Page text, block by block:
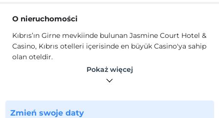
O nieruchomości
Kıbrıs’ın Girne mevkiinde bulunan Jasmine Court Hotel &
Casino, Kıbrıs otelleri içerisinde en büyük Casino'ya sahip
olan oteldir.
Otel bu hizmetini, ‘’Orta Doğu ve Balkanların en büyük
Casinosu'na sahip olan oteli’’ sıfatı ile tanımlamıştır. Otel,
yılında kapsamlı bir renovasyona giren Jasmine Court
Hotel & Casino, kapılarını 2015 yılı Temmuz ayında
Pokaż więcej
Zmień swoje daty